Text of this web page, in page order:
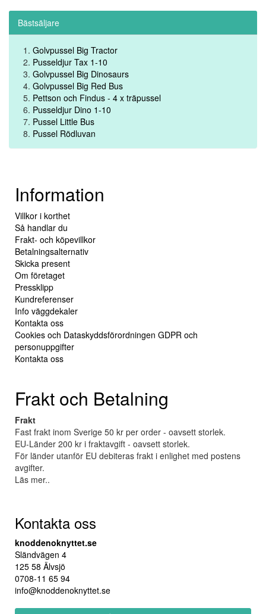
Bästsäljare
Golvpussel Big Tractor
Pusseldjur Tax 1-10
Golvpussel Big Dinosaurs
Golvpussel Big Red Bus
Pettson och Findus - 4 x träpussel
Pusseldjur Dino 1-10
Pussel Little Bus
Pussel Rödluvan
Information
Villkor i korthet
Så handlar du
Frakt- och köpevillkor
Betalningsalternativ
Skicka present
Om företaget
Pressklipp
Kundreferenser
Info väggdekaler
Kontakta oss
Cookies och Dataskyddsförordningen GDPR och
personuppgifter
Kontakta oss
Frakt och Betalning
Frakt
Fast frakt inom Sverige 50 kr per order - oavsett storlek.
EU-Länder 200 kr i fraktavgift - oavsett storlek.
För länder utanför EU debiteras frakt i enlighet med postens
avgifter.
Läs mer..
Kontakta oss
knoddenoknyttet.se
Sländvägen 4
125 58 Älvsjö
0708-11 65 94
info@knoddenoknyttet.se